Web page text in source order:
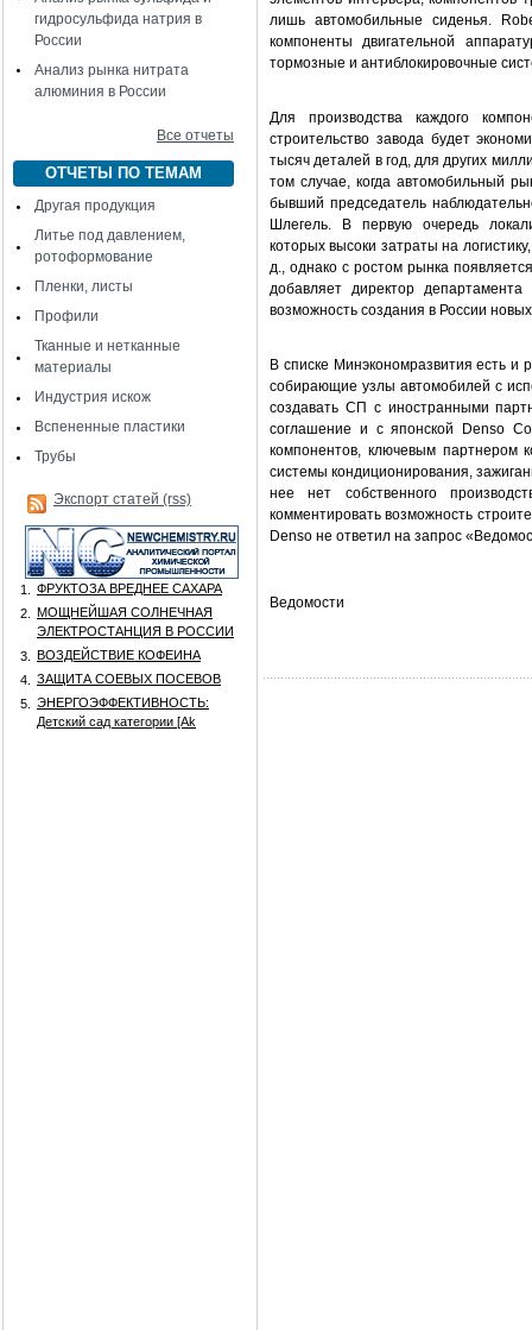
гидросульфида натрия в
России
Анализ рынка нитрата
алюминия в России
Все отчеты
ОТЧЕТЫ ПО ТЕМАМ
Другая продукция
Литье под давлением,
ротоформование
Пленки, листы
Профили
Тканные и нетканные
материалы
Индустрия искож
Вспененные пластики
Трубы
Экспорт статей (rss)
1.
ФРУКТОЗА ВРЕДНЕЕ САХАРА
2.
МОЩНЕЙШАЯ СОЛНЕЧНАЯ
ЭЛЕКТРОСТАНЦИЯ В РОССИИ
3.
ВОЗДЕЙСТВИЕ КОФЕИНА
4.
ЗАЩИТА СОЕВЫХ ПОСЕВОВ
5.
ЭНЕРГОЭФФЕКТИВНОСТЬ:
Детский сад категории [Аk
лишь автомобильные сиденья.
компоненты двигательной
тормозные и антиблокировочные
Для производства каждого
строительство завода будет
тысяч деталей в год, для других
том случае, когда автомобильный
бывший председатель
Шлегель. В первую очередь
которых высоки затраты на
д., однако с ростом рынка
добавляет директор
возможность создания в России
В списке Минэкономразвития есть и
собирающие узлы автомобилей с
создавать СП с иностранными
соглашение и с японской Denso
компонентов, ключевым партнером
системы кондиционирования,
нее нет собственного
комментировать возможность
Denso не ответил на запрос
Ведомости